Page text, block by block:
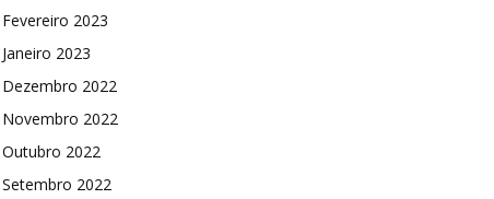
Fevereiro 2023
Janeiro 2023
Dezembro 2022
Novembro 2022
Outubro 2022
Setembro 2022